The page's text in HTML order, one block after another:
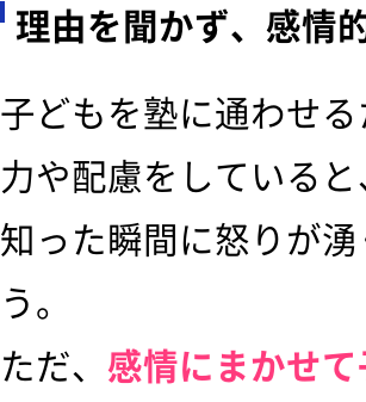
理由を聞かず、感情
子どもを塾に通わせ
力や配慮をしている
知った瞬間に怒りが
う。
ただ、 感情にまかせ